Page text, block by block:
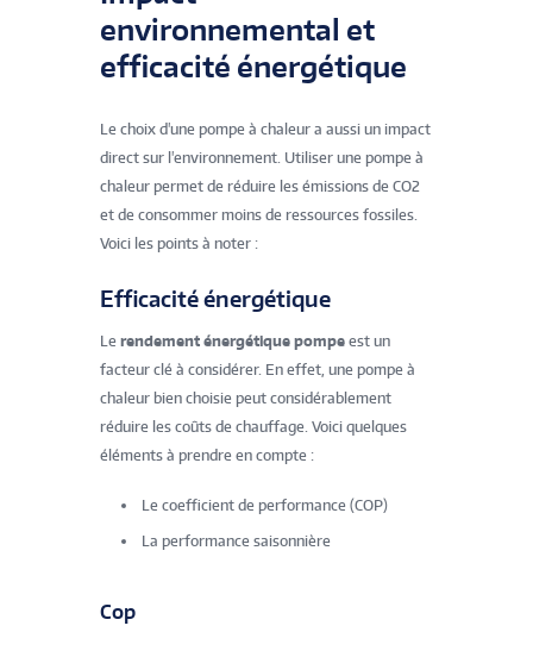
environnemental et
efficacité énergétique
Le choix d'une pompe à chaleur a aussi un impact
direct sur l'environnement. Utiliser une pompe à
chaleur permet de réduire les émissions de CO2
et de consommer moins de ressources fossiles.
Voici les points à noter :
Efficacité énergétique
Le rendement énergétique pompe est un
facteur clé à considérer. En effet, une pompe à
chaleur bien choisie peut considérablement
réduire les coûts de chauffage. Voici quelques
éléments à prendre en compte :
Le coefficient de performance (COP)
La performance saisonnière
Cop